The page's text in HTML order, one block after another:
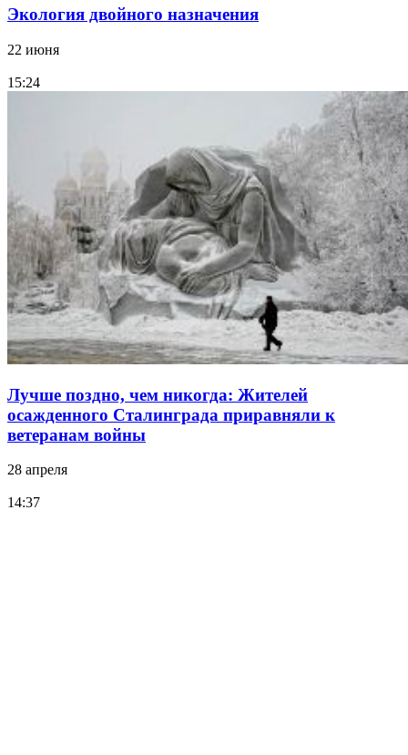
Экология двойного назначения
22 июня
15:24
Лучше поздно, чем никогда: Жителей
осажденного Сталинграда приравняли к
ветеранам войны
28 апреля
14:37